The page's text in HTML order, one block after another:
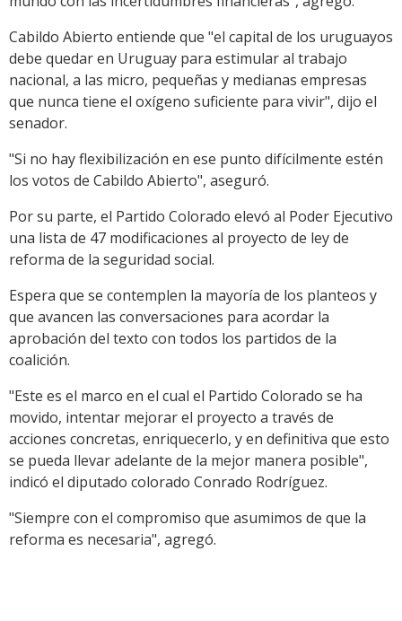
Cabildo Abierto entiende que "el capital de los uruguayos
debe quedar en Uruguay para estimular al trabajo
nacional, a las micro, pequeñas y medianas empresas
que nunca tiene el oxígeno suficiente para vivir", dijo el
senador.
"Si no hay flexibilización en ese punto difícilmente estén
los votos de Cabildo Abierto", aseguró.
Por su parte, el Partido Colorado elevó al Poder Ejecutivo
una lista de 47 modificaciones al proyecto de ley de
reforma de la seguridad social.
Espera que se contemplen la mayoría de los planteos y
que avancen las conversaciones para acordar la
aprobación del texto con todos los partidos de la
coalición.
"Este es el marco en el cual el Partido Colorado se ha
movido, intentar mejorar el proyecto a través de
acciones concretas, enriquecerlo, y en definitiva que esto
se pueda llevar adelante de la mejor manera posible",
indicó el diputado colorado Conrado Rodríguez.
"Siempre con el compromiso que asumimos de que la
reforma es necesaria", agregó.